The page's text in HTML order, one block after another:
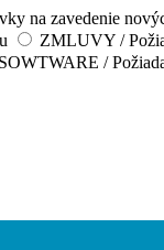
na zavedenie
ZMLUVY /
SOWTWARE /